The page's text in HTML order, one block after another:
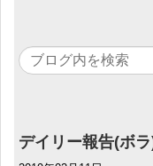
デイリー報告(ボ